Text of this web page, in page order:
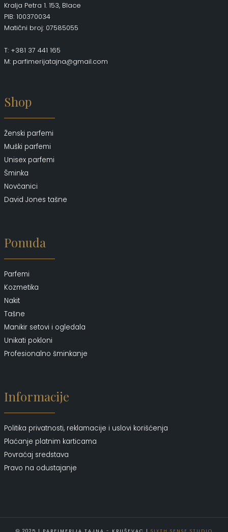
Kralja Petra 1. 153, Blace
PIB: 100370034
Matični broj: 07585055
T: +381 37 441 165
M: parfimerijatajna@gmail.com
Shop
Ženski parfemi
Muški parfemi
Unisex parfemi
Šminka
Novčanici
David Jones tašne
Ponuda
Parfemi
Kozmetika
Nakit
Tašne
Manikir setovi i ogledala
Unikati pokloni
Profesionalno šminkanje
Informacije
Politika privatnosti, reklamacije i uslovi korišćenja
Plaćanje platnim karticama
Povraćaj sredstava
Pravo na odustajanje